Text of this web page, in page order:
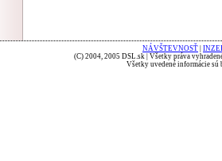
NÁVŠTEVNOSŤ
(C) 2004, 2005 DSL.sk | Všetky práva
Všetky uvedené informácie sú